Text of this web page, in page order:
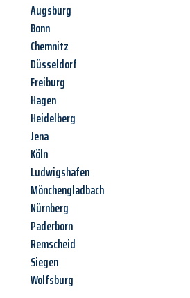
Augsburg
Bonn
Chemnitz
Düsseldorf
Freiburg
Hagen
Heidelberg
Jena
Köln
Ludwigshafen
Mönchengladbach
Nürnberg
Paderborn
Remscheid
Siegen
Wolfsburg